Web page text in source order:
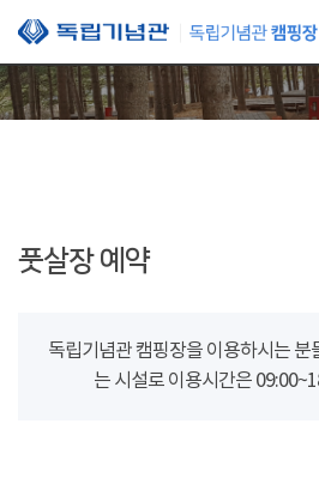
본문 바로가기
풋살장 예약
독립기념관 캠핑장을 이용하시는 분
는 시설로 이용시간은